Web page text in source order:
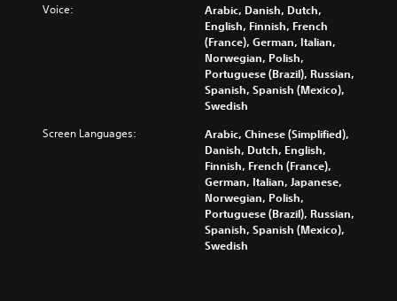
Voice:
Arabic, Danish, Dutch,
English, Finnish, French
(France), German, Italian,
Norwegian, Polish,
Portuguese (Brazil), Russian,
Spanish, Spanish (Mexico),
Swedish
Screen Languages:
Arabic, Chinese (Simplified),
Danish, Dutch, English,
Finnish, French (France),
German, Italian, Japanese,
Norwegian, Polish,
Portuguese (Brazil), Russian,
Spanish, Spanish (Mexico),
Swedish